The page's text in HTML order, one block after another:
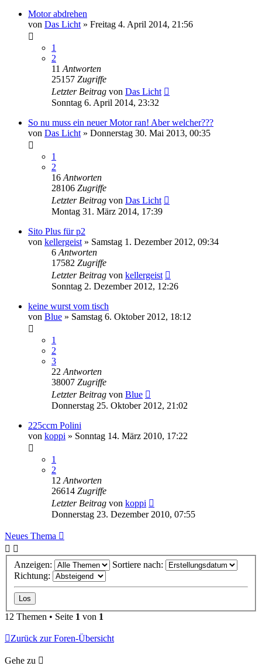
Motor abdrehen
von Das Licht » Freitag 4. April 2014, 21:56
1
2
11 Antworten
25157 Zugriffe
Letzter Beitrag von Das Licht
Sonntag 6. April 2014, 23:32
So nu muss ein neuer Motor ran! Aber welcher???
von Das Licht » Donnerstag 30. Mai 2013, 00:35
1
2
16 Antworten
28106 Zugriffe
Letzter Beitrag von Das Licht
Montag 31. März 2014, 17:39
Sito Plus für p2
von kellergeist » Samstag 1. Dezember 2012, 09:34
6 Antworten
17582 Zugriffe
Letzter Beitrag von kellergeist
Sonntag 2. Dezember 2012, 12:26
keine wurst vom tisch
von Blue » Samstag 6. Oktober 2012, 18:12
1
2
3
22 Antworten
38007 Zugriffe
Letzter Beitrag von Blue
Donnerstag 25. Oktober 2012, 21:02
225ccm Polini
von koppi » Sonntag 14. März 2010, 17:22
1
2
12 Antworten
26614 Zugriffe
Letzter Beitrag von koppi
Donnerstag 23. Dezember 2010, 07:55
Neues Thema
Anzeigen:
Sortiere nach:
Richtung:
12 Themen • Seite 1 von 1
Zurück zur Foren-Übersicht
Gehe zu